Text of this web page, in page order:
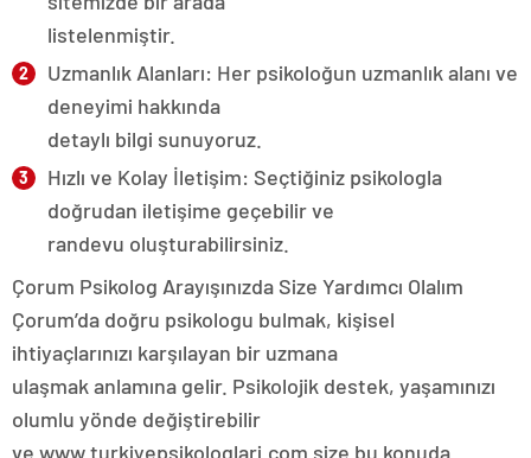
listelenmiştir.
Uzmanlık Alanları: Her psikoloğun uzmanlık alanı ve
deneyimi hakkında
detaylı bilgi sunuyoruz.
Hızlı ve Kolay İletişim: Seçtiğiniz psikologla
doğrudan iletişime geçebilir ve
randevu oluşturabilirsiniz.
Çorum Psikolog Arayışınızda Size Yardımcı Olalım
Çorum’da doğru psikologu bulmak, kişisel
ihtiyaçlarınızı karşılayan bir uzmana
ulaşmak anlamına gelir. Psikolojik destek, yaşamınızı
olumlu yönde değiştirebilir
ve www.turkiyepsikologlari.com size bu konuda